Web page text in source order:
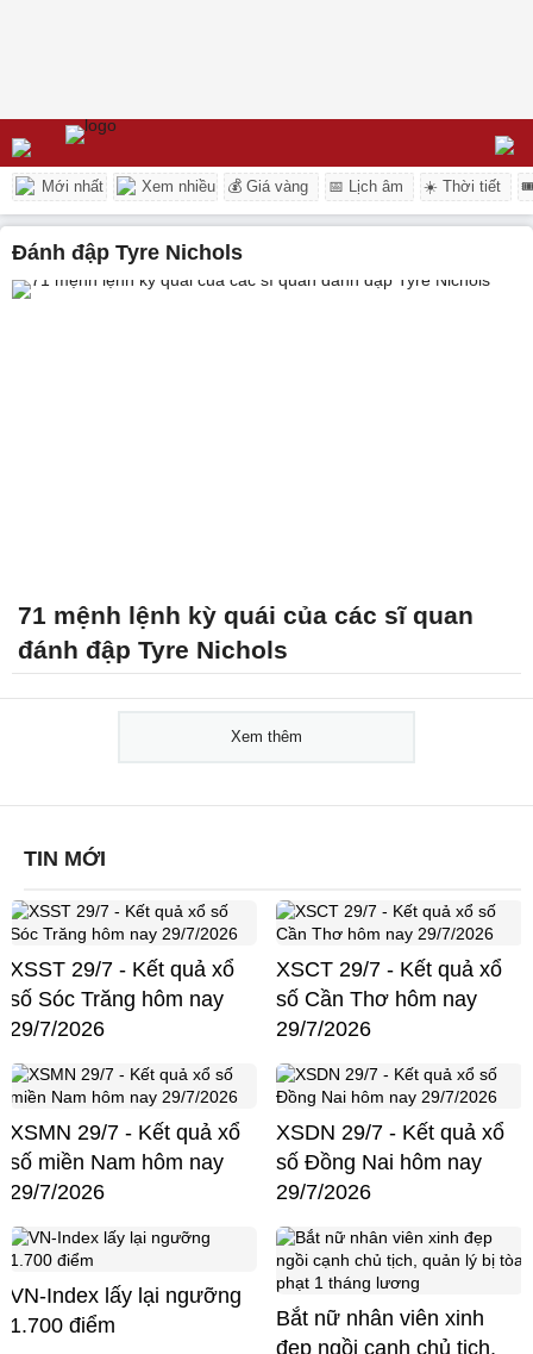
Mới nhất Xem nhiều 💰 Giá vàng 📅 Lịch âm ☀️ Thời tiết
đánh đập Tyre Nichols
71 mệnh lệnh kỳ quái của các sĩ quan
đánh đập Tyre Nichols
Xem thêm
TIN MỚI
XSST 29/7 - Kết quả xổ
số Sóc Trăng hôm nay
29/7/2026
XSCT 29/7 - Kết quả xổ
số Cần Thơ hôm nay
29/7/2026
XSMN 29/7 - Kết quả xổ
số miền Nam hôm nay
29/7/2026
XSDN 29/7 - Kết quả xổ
số Đồng Nai hôm nay
29/7/2026
VN-Index lấy lại ngưỡng
1.700 điểm
Bắt nữ nhân viên xinh
đẹp ngồi cạnh chủ tịch,